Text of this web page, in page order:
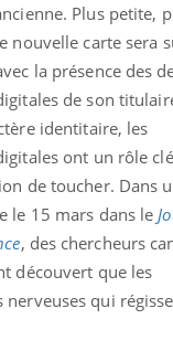
Plus petite,
nouvelle carte sera
la présence des
de son
identitaire, les
ont un rôle
de toucher. Dans
le 15 mars dans le
, des chercheurs
découvert que les
qui